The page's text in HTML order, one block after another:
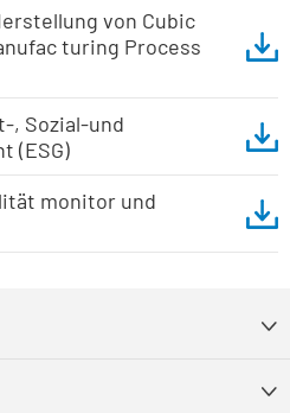
von Cubic
turing Process
, Sozial-und
(ESG)
monitor und

